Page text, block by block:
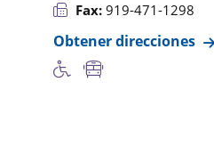
Fax: 919-471-1298
Obtener direcciones